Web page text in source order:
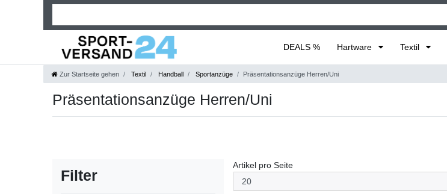
DEALS % Hartware Textil
Zur Startseite gehen Textil Handball Sportanzüge Präsentationsanzüge Herren/Uni
Präsentationsanzüge Herren/Uni
Filter
Artikel pro Seite